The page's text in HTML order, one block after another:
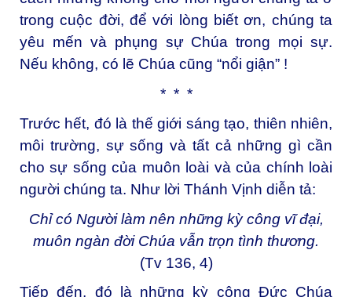
trong cuộc đời, để với lòng biết ơn, chúng ta
yêu mến và phụng sự Chúa trong mọi sự.
Nếu không, có lẽ Chúa cũng “nổi giận” !
* * *
Trước hết, đó là thế giới sáng tạo, thiên nhiên,
môi trường, sự sống và tất cả những gì cần
cho sự sống của muôn loài và của chính loài
người chúng ta. Như lời Thánh Vịnh diễn tả:
Chỉ có Người làm nên những kỳ công vĩ đại,
muôn ngàn đời Chúa vẫn trọn tình thương.
(Tv 136, 4)
Tiếp đến, đó là những kỳ công Đức Chúa